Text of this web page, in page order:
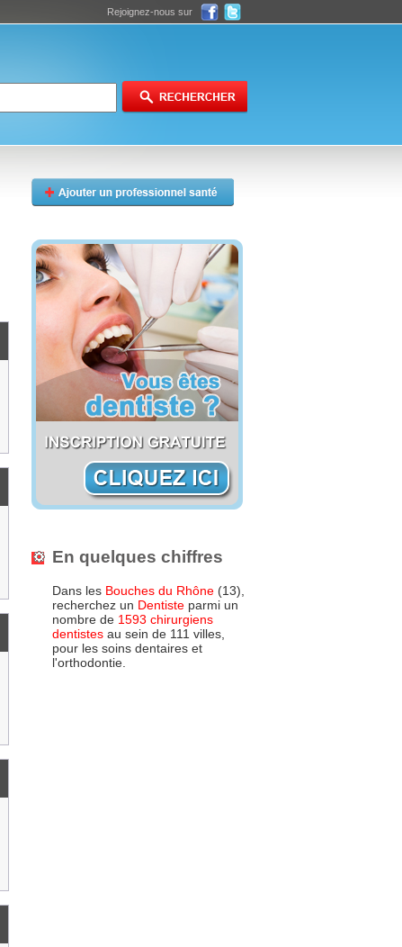
Rejoignez-nous sur
En quelques chiffres
Dans les Bouches du Rhône (13),
recherchez un Dentiste parmi un
nombre de 1593 chirurgiens
dentistes au sein de 111 villes,
pour les soins dentaires et
l'orthodontie.